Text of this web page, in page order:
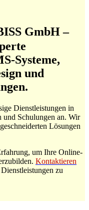
GmbH–
Systeme,
und
Dienstleistungen in
und Schulungen an. Wir
Lösungen
um Ihre Online-
Kontaktieren
zu